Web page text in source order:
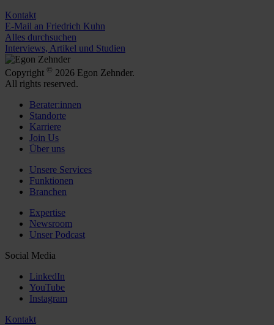
Kontakt
E-Mail an Friedrich Kuhn
Alles durchsuchen
Interviews, Artikel und Studien
Copyright © 2026 Egon Zehnder.
All rights reserved.
Berater:innen
Standorte
Karriere
Join Us
Über uns
Unsere Services
Funktionen
Branchen
Expertise
Newsroom
Unser Podcast
Social Media
LinkedIn
YouTube
Instagram
Kontakt